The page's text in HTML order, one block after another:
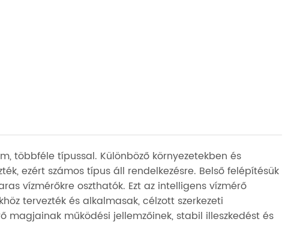
többféle típussal. Különböző környezetekben és
ezért számos típus áll rendelkezésre. Belső felépítésük
vízmérőkre oszthatók. Ezt az intelligens vízmérő
tervezték és alkalmasak, célzott szerkezeti
működési jellemzőinek, stabil illeszkedést és